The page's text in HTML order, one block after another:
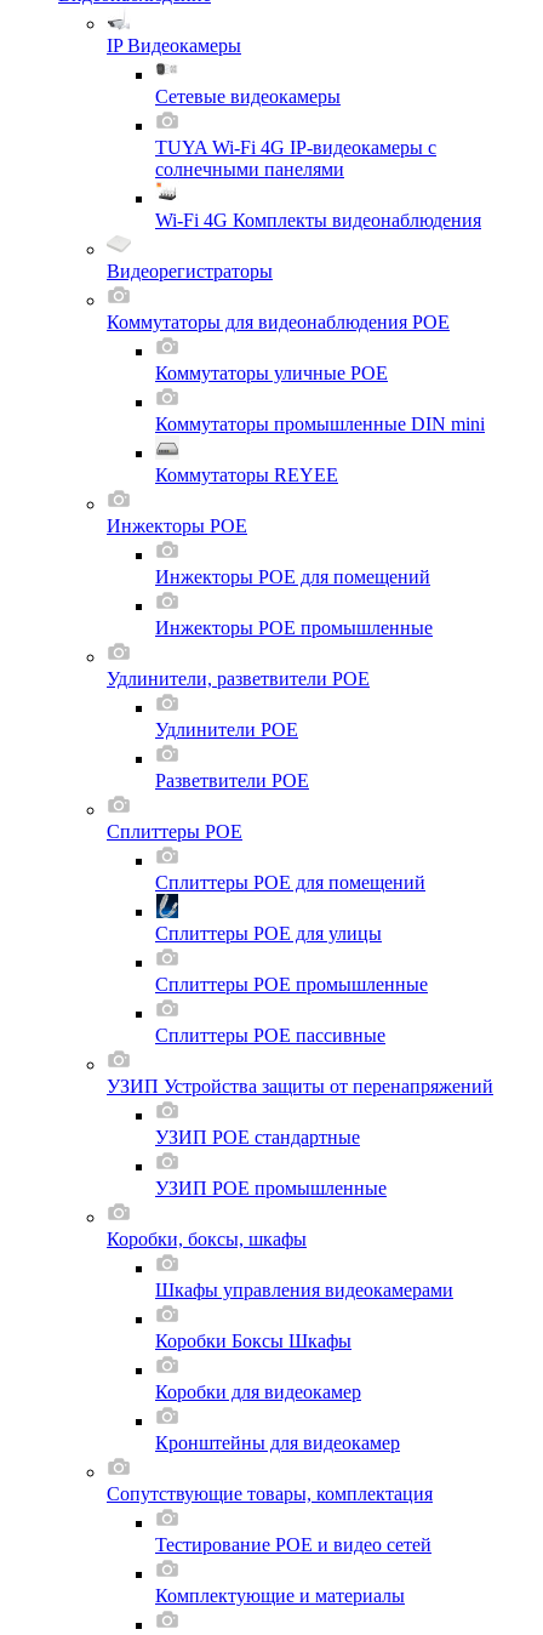
IP Видеокамеры
Сетевые видеокамеры
TUYA Wi-Fi 4G IP-видеокамеры с
солнечными панелями
Wi-Fi 4G Комплекты видеонаблюдения
Видеорегистраторы
Коммутаторы для видеонаблюдения POE
Коммутаторы уличные POE
Коммутаторы промышленные DIN mini
Коммутаторы REYEE
Инжекторы POE
Инжекторы POE для помещений
Инжекторы POE промышленные
Удлинители, разветвители POE
Удлинители POE
Разветвители POE
Сплиттеры POE
Сплиттеры POE для помещений
Сплиттеры POE для улицы
Сплиттеры POE промышленные
Сплиттеры POE пассивные
УЗИП Устройства защиты от перенапряжений
УЗИП POE стандартные
УЗИП POE промышленные
Коробки, боксы, шкафы
Шкафы управления видеокамерами
Коробки Боксы Шкафы
Коробки для видеокамер
Кронштейны для видеокамер
Сопутствующие товары, комплектация
Тестирование POE и видео сетей
Комплектующие и материалы